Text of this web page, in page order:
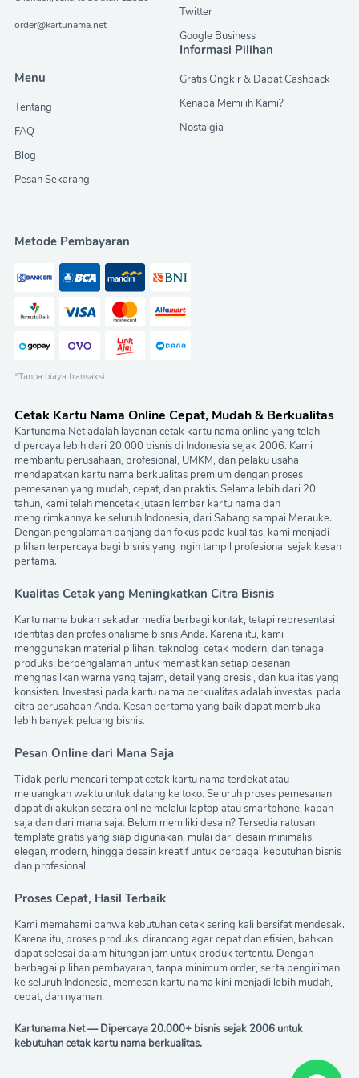
order@kartunama.net
Twitter
Google Business
Menu
Tentang
FAQ
Blog
Pesan Sekarang
Informasi Pilihan
Gratis Ongkir & Dapat Cashback
Kenapa Memilih Kami?
Nostalgia
Metode Pembayaran
*Tanpa biaya transaksi
Cetak Kartu Nama Online Cepat, Mudah & Berkualitas
Kartunama.Net adalah layanan cetak kartu nama online yang telah
dipercaya lebih dari 20.000 bisnis di Indonesia sejak 2006. Kami
membantu perusahaan, profesional, UMKM, dan pelaku usaha
mendapatkan kartu nama berkualitas premium dengan proses
pemesanan yang mudah, cepat, dan praktis. Selama lebih dari 20
tahun, kami telah mencetak jutaan lembar kartu nama dan
mengirimkannya ke seluruh Indonesia, dari Sabang sampai Merauke.
Dengan pengalaman panjang dan fokus pada kualitas, kami menjadi
pilihan terpercaya bagi bisnis yang ingin tampil profesional sejak kesan
pertama.
Kualitas Cetak yang Meningkatkan Citra Bisnis
Kartu nama bukan sekadar media berbagi kontak, tetapi representasi
identitas dan profesionalisme bisnis Anda. Karena itu, kami
menggunakan material pilihan, teknologi cetak modern, dan tenaga
produksi berpengalaman untuk memastikan setiap pesanan
menghasilkan warna yang tajam, detail yang presisi, dan kualitas yang
konsisten. Investasi pada kartu nama berkualitas adalah investasi pada
citra perusahaan Anda. Kesan pertama yang baik dapat membuka
lebih banyak peluang bisnis.
Pesan Online dari Mana Saja
Tidak perlu mencari tempat cetak kartu nama terdekat atau
meluangkan waktu untuk datang ke toko. Seluruh proses pemesanan
dapat dilakukan secara online melalui laptop atau smartphone, kapan
saja dan dari mana saja. Belum memiliki desain? Tersedia ratusan
template gratis yang siap digunakan, mulai dari desain minimalis,
elegan, modern, hingga desain kreatif untuk berbagai kebutuhan bisnis
dan profesional.
Proses Cepat, Hasil Terbaik
Kami memahami bahwa kebutuhan cetak sering kali bersifat mendesak.
Karena itu, proses produksi dirancang agar cepat dan efisien, bahkan
dapat selesai dalam hitungan jam untuk produk tertentu. Dengan
berbagai pilihan pembayaran, tanpa minimum order, serta pengiriman
ke seluruh Indonesia, memesan kartu nama kini menjadi lebih mudah,
cepat, dan nyaman.
Kartunama.Net — Dipercaya 20.000+ bisnis sejak 2006 untuk
kebutuhan cetak kartu nama berkualitas.